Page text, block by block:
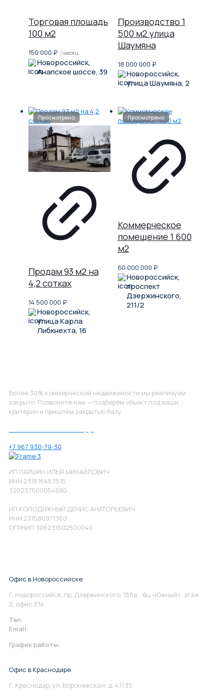
Торговая площадь
100 м2
150 000 ₽ / месяц
Новороссийск,
Анапское шоссе, 39
Производство 1
500 м2 улица
Шаумяна
18 000 000 ₽
Новороссийск,
улица Шаумяна, 2
Продам 93 м2 на
4,2 сотках
14 500 000 ₽
Новороссийск,
улица Карла
Либкнехта, 16
Коммерческое
помещение 1 600
м2
60 000 000 ₽
Новороссийск,
проспект
Дзержинского,
211/2
Более 30% коммерческой недвижимости мы реализуем
закрыто. Позвоните нам — подберём объект под ваши
критерии и пришлём закрытую базу.
+7 967 930-79-30
ИП ПАРШИН ИЛЬЯ МИХАЙЛОВИЧ
ИНН 231516453515
320237500054680
ИП КОЛОДЯЖНЫЙ ДЕНИС АНАТОЛЬЕВИЧ
ИНН 231580971360
ОГРНИП 306231502500040
Офис в Новороссийске
Г. Новороссийск, пр. Дзержинского, 156а, бц «Южный», этаж
2, офис 214.
Тел:
Email:
График работы:
Офис в Краснодаре
Г. Краснодар, ул. Воронежская, д. 47/35